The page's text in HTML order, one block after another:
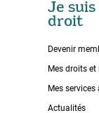
Je
droit
Devenir
Mes droits
Mes services
Actualités